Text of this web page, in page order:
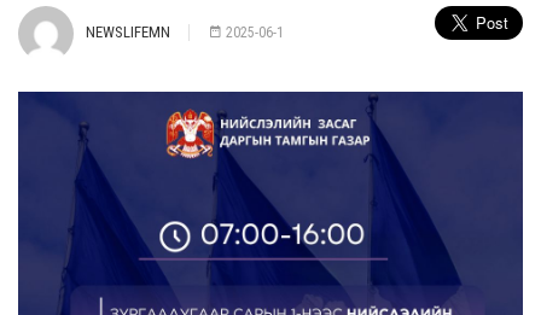
NEWSLIFEMN 2025-06-1